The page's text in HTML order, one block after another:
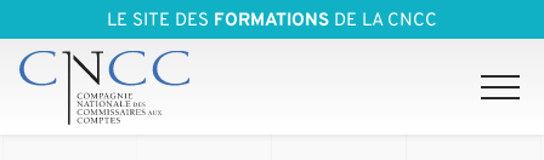
LE SITE DES FORMATIONS DE LA CNCC